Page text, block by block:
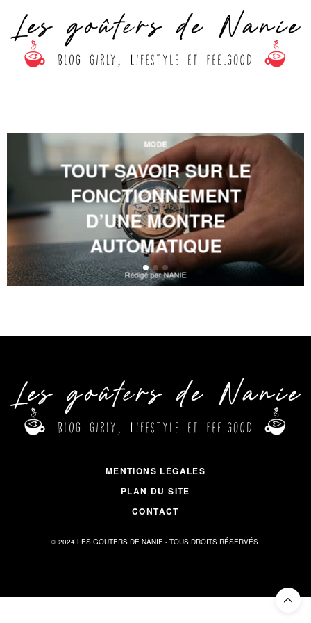
MODE
TOUT SAVOIR SUR LE
FONCTIONNEMENT
D’UNE MONTRE
AUTOMATIQUE
Rédigé parNANIE
MENTIONS LÉGALES
PLAN DU SITE
CONTACT
© 2024 LES GOUTERS DE NANIE - TOUS DROITS RÉSERVÉS.